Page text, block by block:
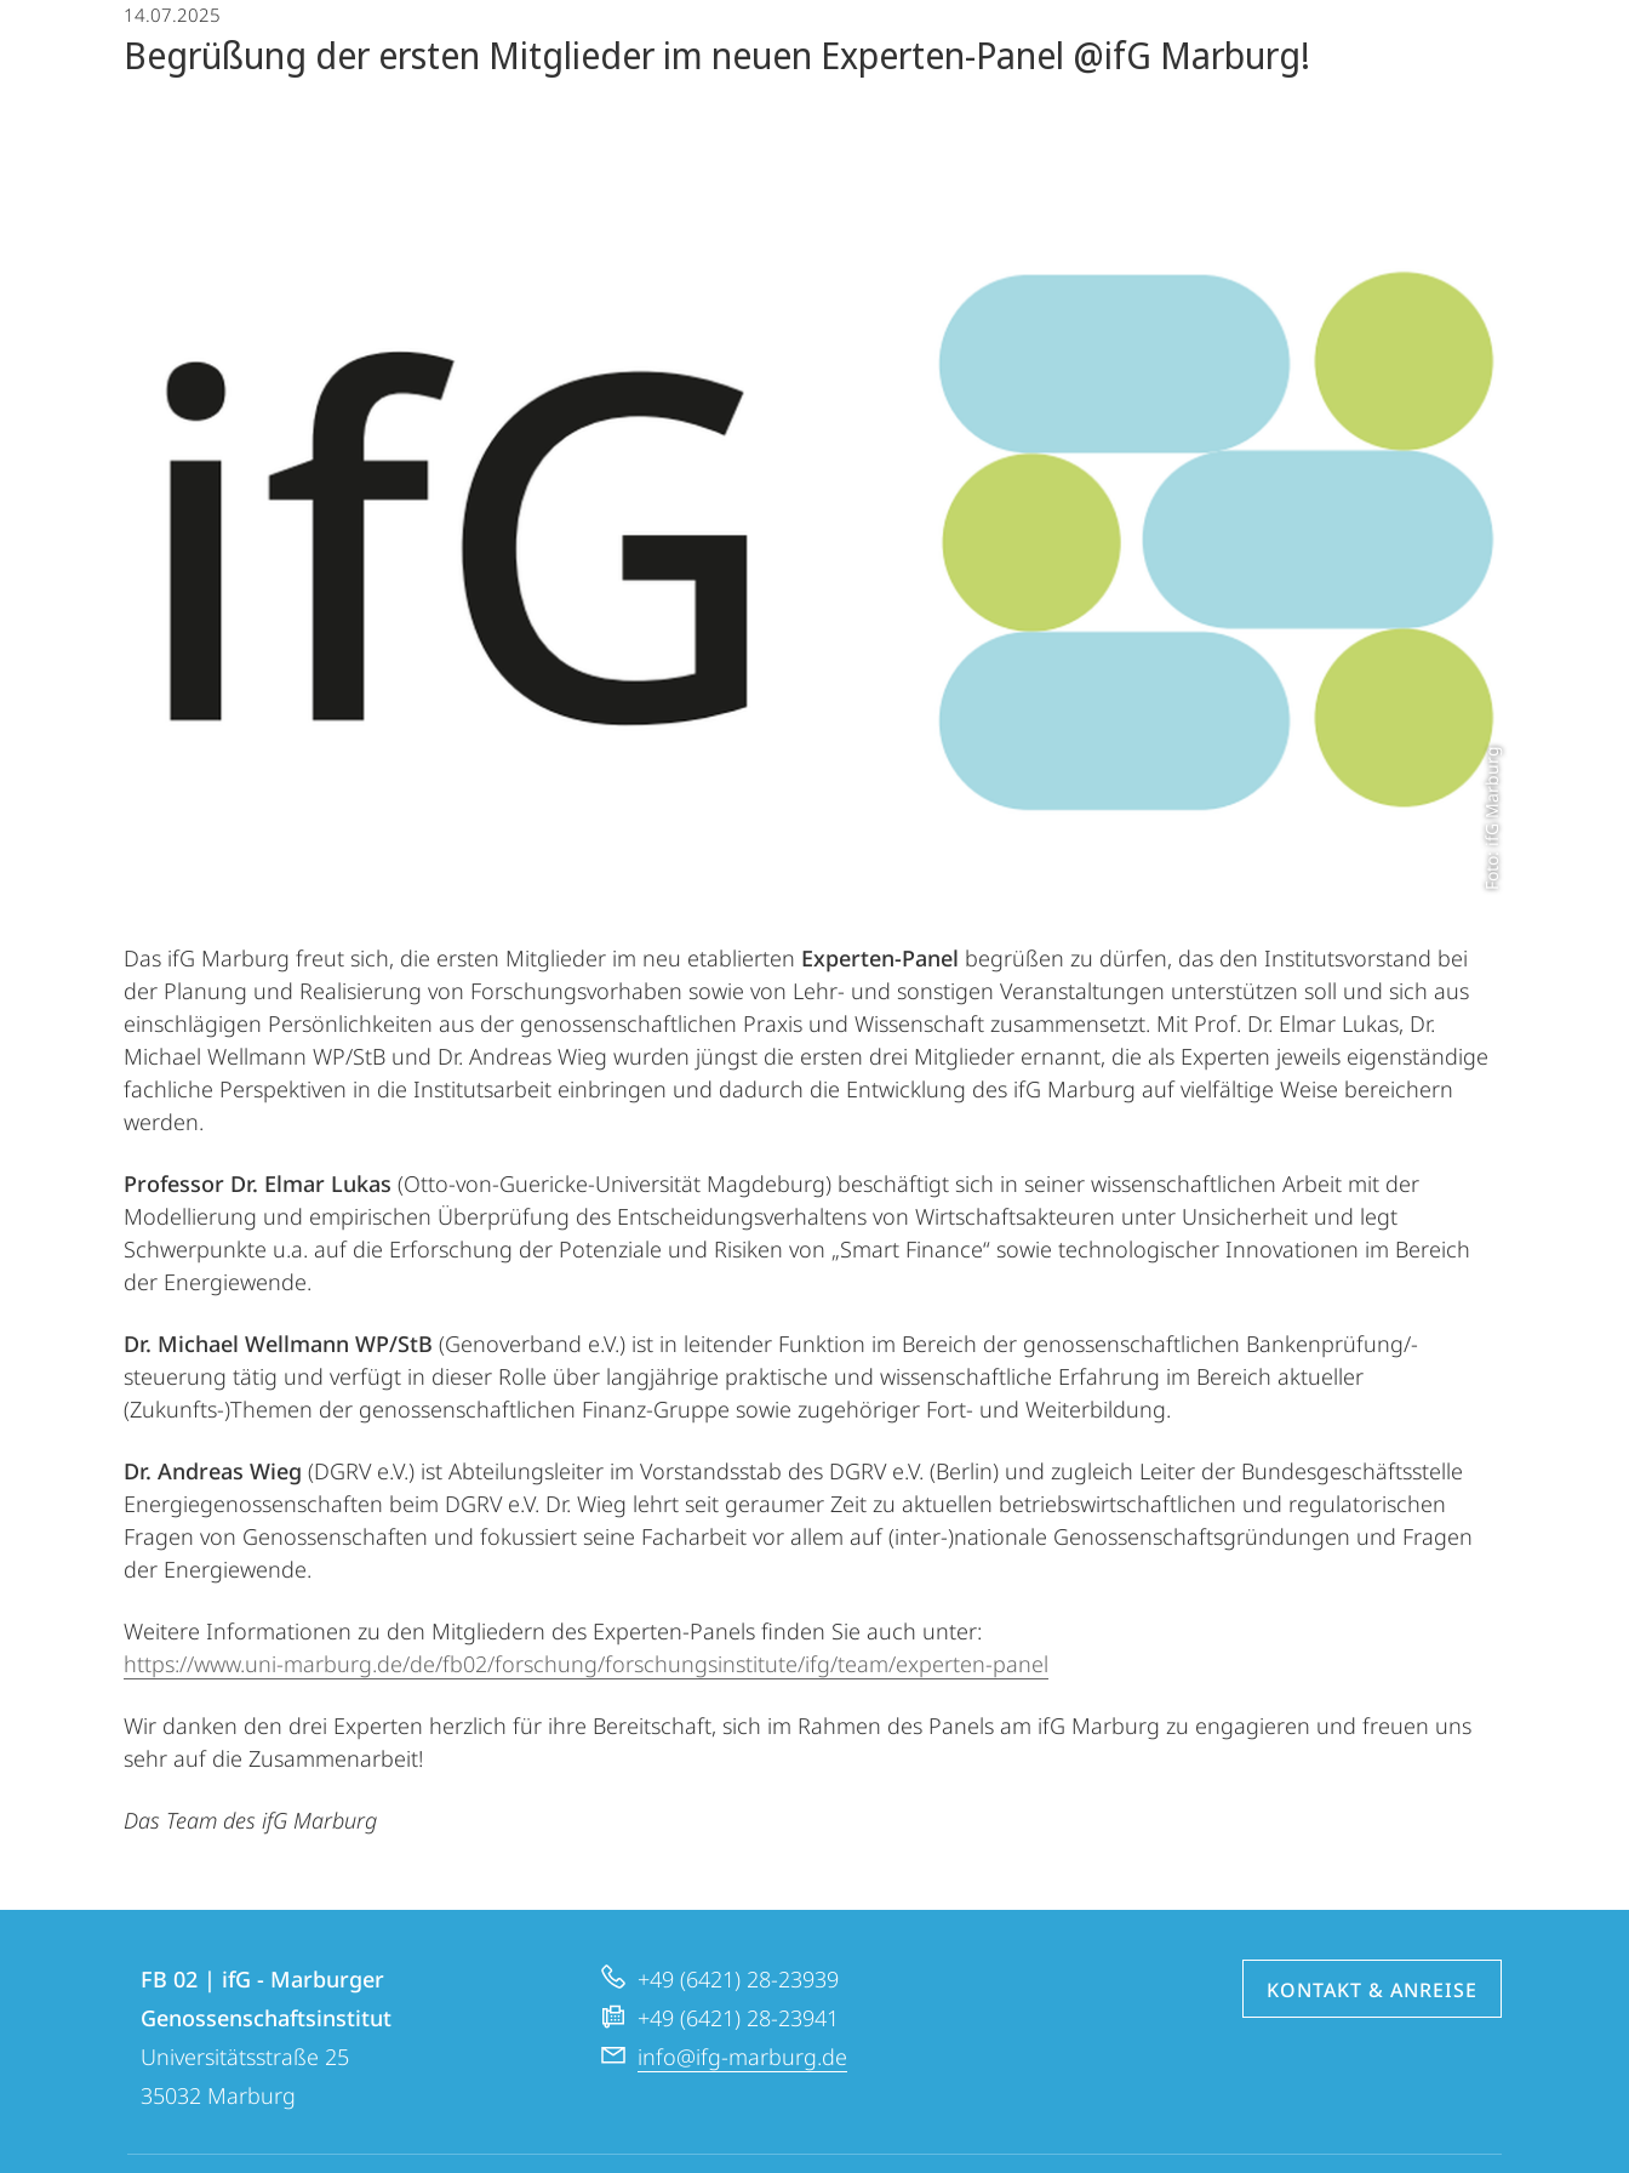
Genossenschaftsinstitut
14.07.2025
Begrüßung der ersten Mitglieder im neuen Experten-Panel @ifG Marburg!
Foto: ifG Marburg
Das ifG Marburg freut sich, die ersten Mitglieder im neu etablierten Experten-Panel begrüßen zu dürfen, das den Institutsvorstand bei
der Planung und Realisierung von Forschungsvorhaben sowie von Lehr- und sonstigen Veranstaltungen unterstützen soll und sich aus
einschlägigen Persönlichkeiten aus der genossenschaftlichen Praxis und Wissenschaft zusammensetzt. Mit Prof. Dr. Elmar Lukas, Dr.
Michael Wellmann WP/StB und Dr. Andreas Wieg wurden jüngst die ersten drei Mitglieder ernannt, die als Experten jeweils eigenständige
fachliche Perspektiven in die Institutsarbeit einbringen und dadurch die Entwicklung des ifG Marburg auf vielfältige Weise bereichern
werden.
Professor Dr. Elmar Lukas (Otto-von-Guericke-Universität Magdeburg) beschäftigt sich in seiner wissenschaftlichen Arbeit mit der
Modellierung und empirischen Überprüfung des Entscheidungsverhaltens von Wirtschaftsakteuren unter Unsicherheit und legt
Schwerpunkte u.a. auf die Erforschung der Potenziale und Risiken von „Smart Finance“ sowie technologischer Innovationen im Bereich
der Energiewende.
Dr. Michael Wellmann WP/StB (Genoverband e.V.) ist in leitender Funktion im Bereich der genossenschaftlichen Bankenprüfung/-
steuerung tätig und verfügt in dieser Rolle über langjährige praktische und wissenschaftliche Erfahrung im Bereich aktueller
(Zukunfts-)Themen der genossenschaftlichen Finanz-Gruppe sowie zugehöriger Fort- und Weiterbildung.
Dr. Andreas Wieg (DGRV e.V.) ist Abteilungsleiter im Vorstandsstab des DGRV e.V. (Berlin) und zugleich Leiter der Bundesgeschäftsstelle
Energiegenossenschaften beim DGRV e.V. Dr. Wieg lehrt seit geraumer Zeit zu aktuellen betriebswirtschaftlichen und regulatorischen
Fragen von Genossenschaften und fokussiert seine Facharbeit vor allem auf (inter-)nationale Genossenschaftsgründungen und Fragen
der Energiewende.
Weitere Informationen zu den Mitgliedern des Experten-Panels finden Sie auch unter:
https://www.uni-marburg.de/de/fb02/forschung/forschungsinstitute/ifg/team/experten-panel
Wir danken den drei Experten herzlich für ihre Bereitschaft, sich im Rahmen des Panels am ifG Marburg zu engagieren und freuen uns
sehr auf die Zusammenarbeit!
Das Team des ifG Marburg
Informationen
Kontaktinformationen
FB
02
|
-
FB 02 | ifG - Marburger
Genossenschaftsinstitut
Universitätsstraße 25
35032 Marburg
+49 (6421) 28-23939
+49 (6421) 28-23941
info@ifg-marburg.de
KONTAKT & ANREISE